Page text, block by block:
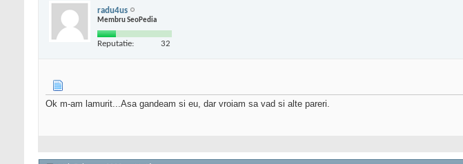
radu4us
Membru SeoPedia
Reputatie: 32
Ok m-am lamurit...Asa gandeam si eu, dar vroiam sa vad si alte pareri.